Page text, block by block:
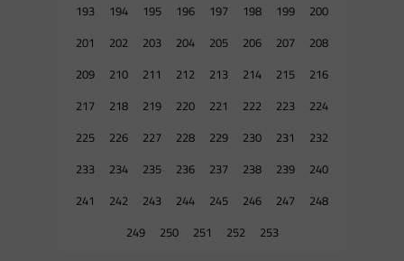
193
194 195 196 197 198 199
200
201
202 203 204 205 206 207
208
209
210 211 212 213 214 215
216
217
218 219 220 221 222 223
224
225
226 227 228 229 230 231
232
233
234 235 236 237 238 239
240
241
242 243 244 245 246 247
248
249
250 251 252 253